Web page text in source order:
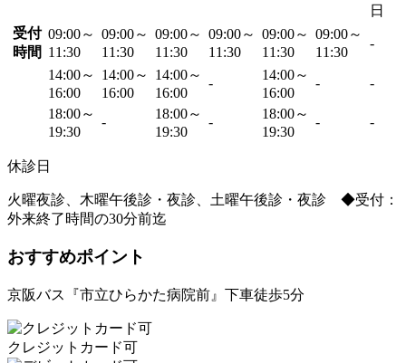
日
受付
時間
09:00～
11:30
09:00～
11:30
09:00～
11:30
09:00～
11:30
09:00～
11:30
09:00～
11:30
-
14:00～
16:00
14:00～
16:00
14:00～
16:00
-
14:00～
16:00
-
-
18:00～
19:30
-
18:00～
19:30
-
18:00～
19:30
- -
休診日
火曜夜診、木曜午後診・夜診、土曜午後診・夜診 ◆受付：
外来終了時間の30分前迄
おすすめポイント
京阪バス『市立ひらかた病院前』下車徒歩5分
クレジットカード可